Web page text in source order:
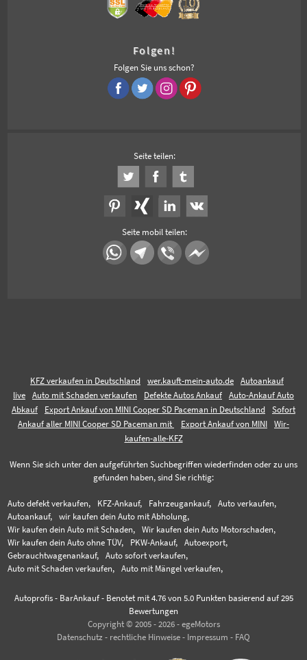
Folgen!
Folgen Sie uns schon?
Seite teilen:
Seite mobil teilen:
KFZ verkaufen in Deutschland wer.kauft-mein-auto.de
Autoankauf
live
Auto mit Schaden verkaufen Defekte Autos Ankauf
Auto-Ankauf Auto
Abkauf
Export Ankauf von MINI Cooper SD Paceman in Deutschland
Sofort
Ankauf aller MINI Cooper SD Paceman mit
Export Ankauf von MINI
Wir-
kaufen-alle-KFZ
Wenn Sie sich unter den aufgeführten Suchbegriffen wiederfinden oder zu uns
gefunden haben, sind Sie richtig:
Auto defekt verkaufen, KFZ-Ankauf, Fahrzeugankauf,
Auto verkaufen,
Autoankauf,
wir kaufen dein Auto mit Abholung,
Wir kaufen dein Auto mit Schaden,
Wir kaufen dein Auto Motorschaden,
Wir kaufen dein Auto ohne TÜV,
PKW-Ankauf,
Autoexport,
Gebrauchtwagenankauf,
Auto sofort verkaufen,
Auto mit Schaden verkaufen,
Auto mit Mängel verkaufen,
Autoprofis - BarAnkauf- Benotet mit 4.76von 5.0 Punkten basierend auf 295
Bewertungen
Copyright © 2005 - 2026 - egeMotors
Datenschutz - rechtliche Hinweise - Impressum - FAQ